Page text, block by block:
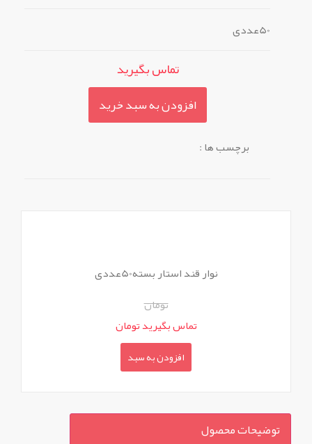
50عددی
تماس بگیرید
افزودن به سبد خرید
برچسب ها :
نوار قند استار بسته50عددی
تومان
تماس بگیرید تومان
افزودن به سبد
توضیحات محصول